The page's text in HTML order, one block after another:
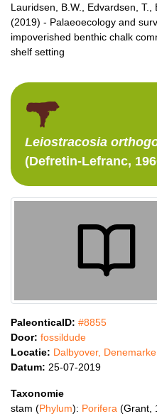
Lauridsen, B.W., Edvardsen, T.,
(2019) - Palaeoecology and
impoverished benthic chalk
shelf setting
Leiostracosia
(Defretin-Lefranc,
PaleonticaID: #8855
Door: fossildude
Locatie: Dalbyover,
Datum: 25-07-2019
Taxonomie
stam (Phylum): Porifera (Grant,